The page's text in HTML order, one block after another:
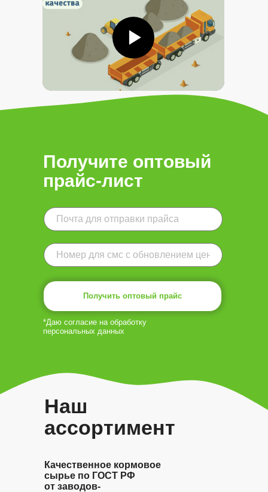
Получите оптовый
прайс-лист
*Даю согласие на обработку
персональных данных
Получить оптовый прайс
Наш
ассортимент
Качественное кормовое
сырье по ГОСТ РФ
от заводов-